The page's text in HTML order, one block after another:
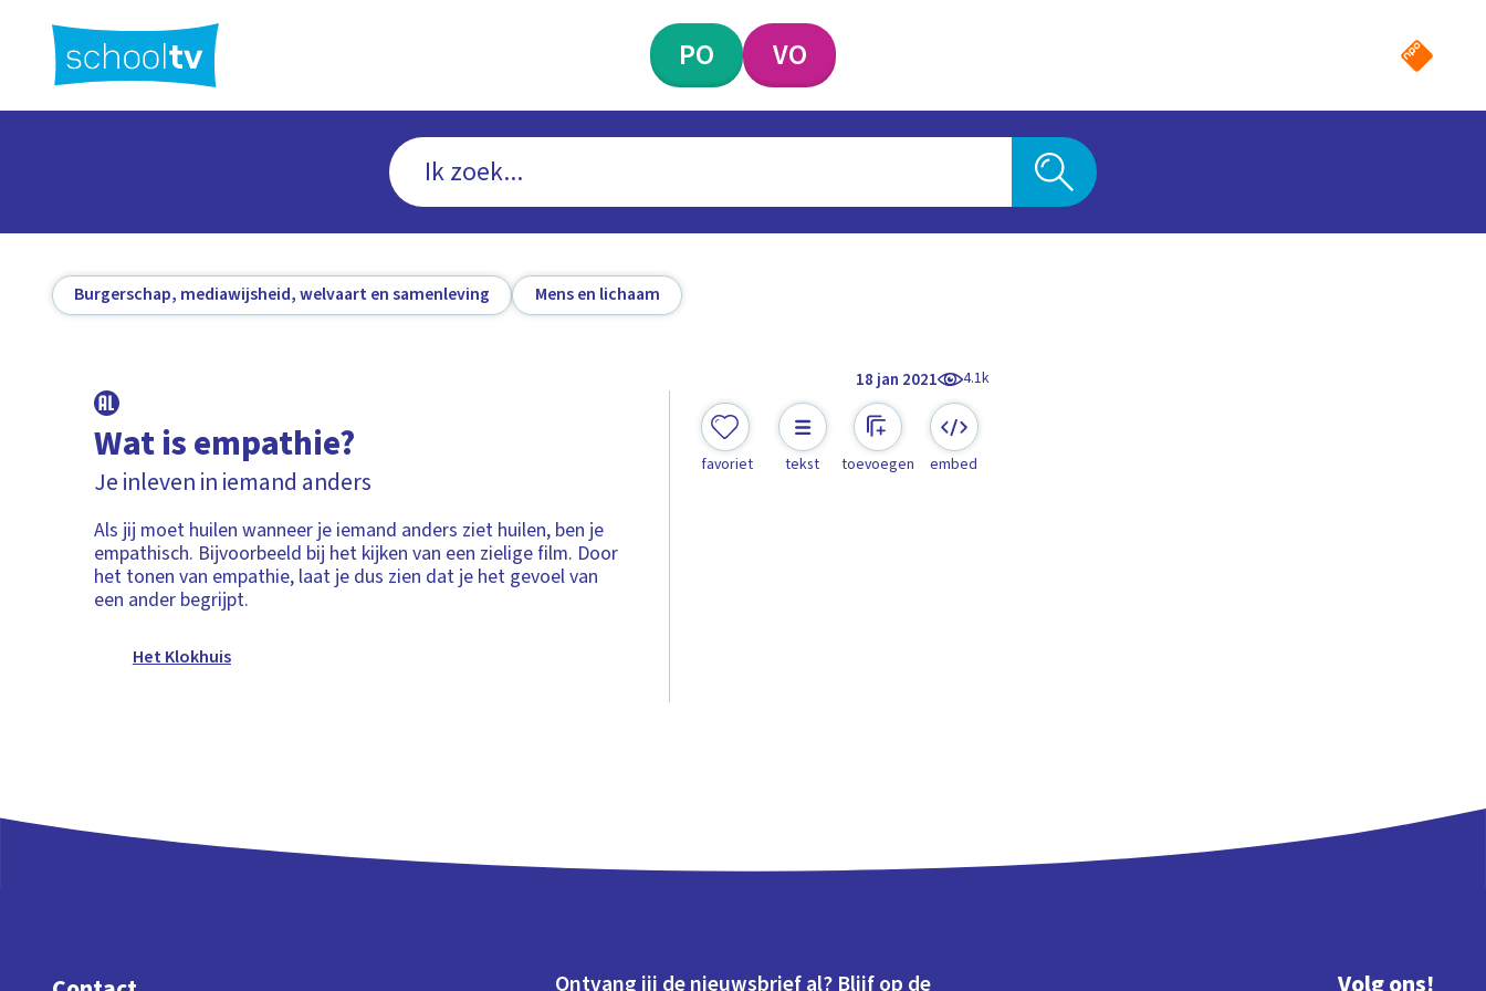
hoofdinhoud
PO VO
Burgerschap, mediawijsheid, welvaart en samenleving Mens en lichaam
18 jan 2021 4.1k
Wat is empathie?
Je inleven in iemand anders
Als jij moet huilen wanneer je iemand anders ziet huilen, ben je
empathisch. Bijvoorbeeld bij het kijken van een zielige film. Door
het tonen van empathie, laat je dus zien dat je het gevoel van
een ander begrijpt.
Het Klokhuis
favoriet tekst toevoegen embed
Ontvang jij de nieuwsbrief al? Blijf op de